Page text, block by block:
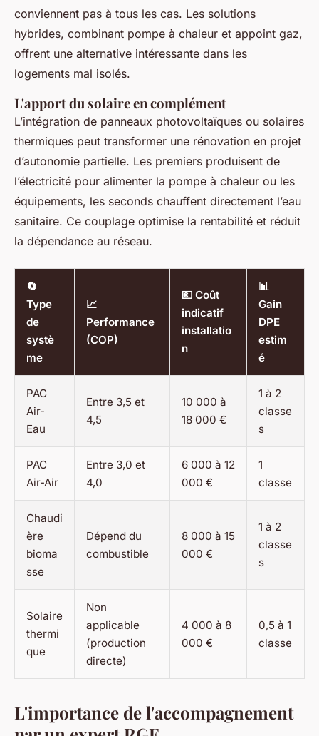
conviennent pas à tous les cas. Les solutions
hybrides, combinant pompe à chaleur et appoint gaz,
offrent une alternative intéressante dans les
logements mal isolés.
L'apport du solaire en complément
L’intégration de panneaux photovoltaïques ou solaires
thermiques peut transformer une rénovation en projet
d’autonomie partielle. Les premiers produisent de
l’électricité pour alimenter la pompe à chaleur ou les
équipements, les seconds chauffent directement l’eau
sanitaire. Ce couplage optimise la rentabilité et réduit
la dépendance au réseau.
🔄
Type
de
systè
me
📈
Performance
(COP)
💶 Coût
indicatif
installatio
n
📊
Gain
DPE
estim
é
PAC
Air-
Eau
Entre 3,5 et
4,5
10 000 à
18 000 €
1 à 2
classe
s
PAC
Air-Air
Entre 3,0 et
4,0
6 000 à 12
000 €
1
classe
Chaudi
ère
bioma
sse
Dépend du
combustible
8 000 à 15
000 €
1 à 2
classe
s
Solaire
thermi
que
Non
applicable
(production
directe)
4 000 à 8
000 €
0,5 à 1
classe
L'importance de l'accompagnement